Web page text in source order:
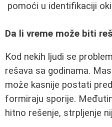
pomoći u identifikaciji
Da li vreme može biti
Kod nekih ljudi se
rešava sa godinama.
može kasnije postati
formiraju sporije.
hitno rešenje, strpljenje